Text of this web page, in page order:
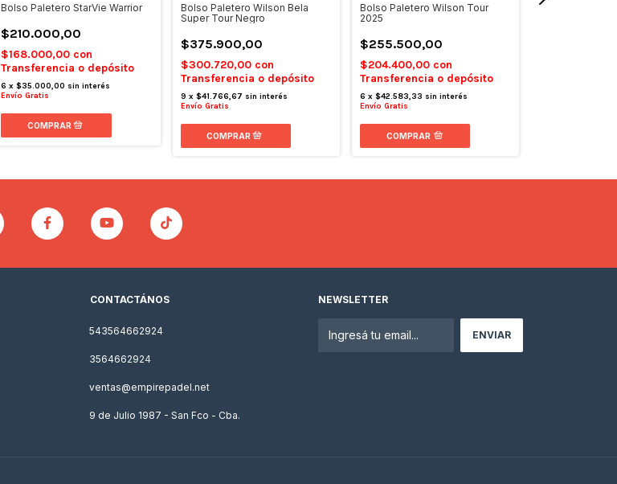
Bolso Paletero StarVie Warrior
$210.000,00
$168.000,00 con
Transferencia o depósito
6 x$35.000,00 sin interés
Envío Gratis
Bolso Paletero Wilson Bela
Super Tour Negro
$375.900,00
$300.720,00 con
Transferencia o depósito
9 x $41.766,67 sin interés
Envío Gratis
Bolso Paletero Wilson Tour
2025
$255.500,00
$204.400,00 con
Transferencia o depósito
6 x $42.583,33 sin interés
Envío Gratis
COMPRAR
CONTACTÁNOS
543564662924
3564662924
ventas@empirepadel.net
9 de Julio 1987 - San Fco - Cba.
NEWSLETTER